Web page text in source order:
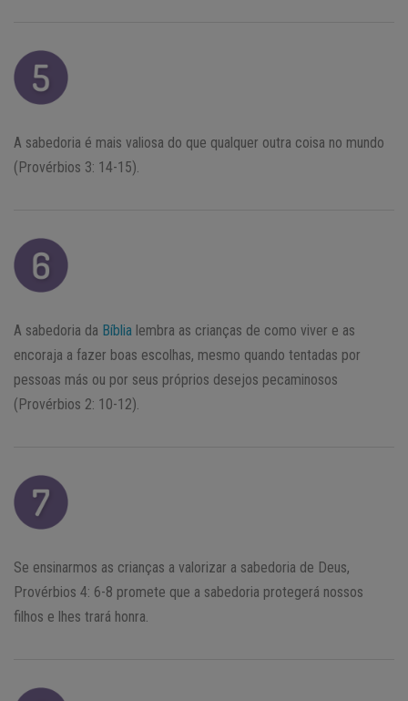
A sabedoria é mais valiosa do que qualquer outra coisa no mundo
(Provérbios 3: 14-15).
A sabedoria da Bíblia lembra as crianças de como viver e as
encoraja a fazer boas escolhas, mesmo quando tentadas por
pessoas más ou por seus próprios desejos pecaminosos
(Provérbios 2: 10-12).
Se ensinarmos as crianças a valorizar a sabedoria de Deus,
Provérbios 4: 6-8 promete que a sabedoria protegerá nossos
filhos e lhes trará honra.